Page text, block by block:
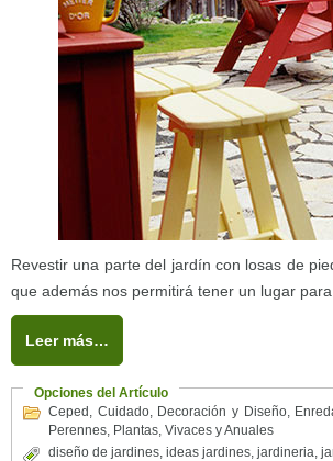
Revestir una parte del jardín con losas de
que además nos permitirá tener un lugar
Leer más…
Opciones del Artículo
Ceped , Cuidado, Decoración y Diseño,
Perennes, Plantas, Vivaces y Anuales
diseño de jardines, ideas jardines, jardineria,